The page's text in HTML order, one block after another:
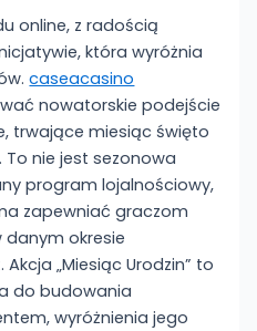
online, z radością
która wyróżnia
caseacasino
nowatorskie podejście
trwające miesiąc święto
To nie jest sezonowa
program lojalnościowy,
zapewniać graczom
okresie
„Miesiąc Urodzin” to
do budowania
wyróżnienia jego